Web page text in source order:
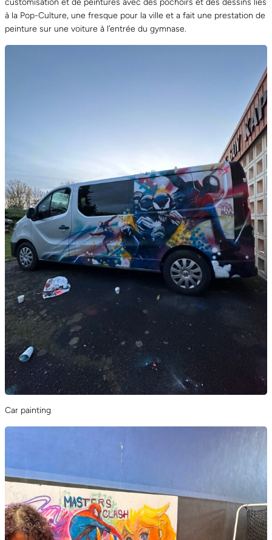
customisation et de peintures avec des pochoirs et des dessins liés
à la Pop-Culture, une fresque pour la ville et a fait une prestation de
peinture sur une voiture à l’entrée du gymnase.
Car painting